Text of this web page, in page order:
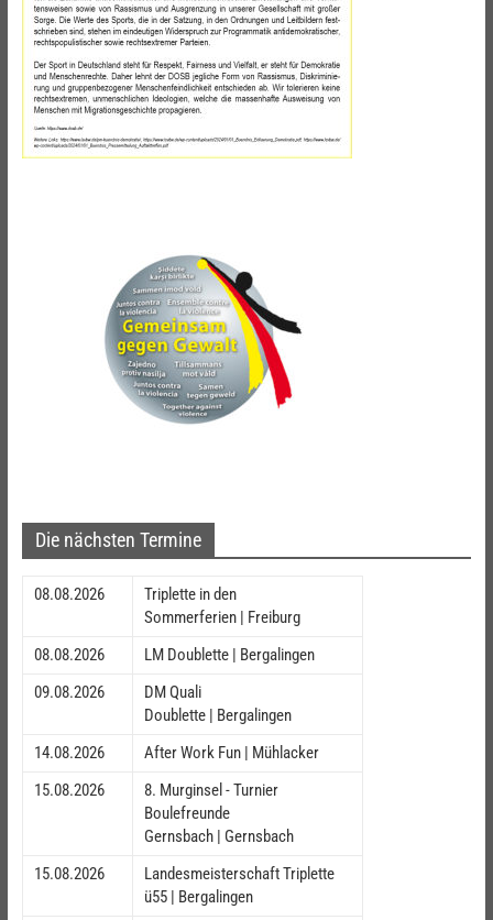
Die nächsten Termine
08.08.2026
Triplette in den
Sommerferien | Freiburg
08.08.2026
LM Doublette | Bergalingen
09.08.2026
DM Quali
Doublette | Bergalingen
14.08.2026
After Work Fun | Mühlacker
15.08.2026
8. Murginsel - Turnier
Boulefreunde
Gernsbach | Gernsbach
15.08.2026
Landesmeisterschaft Triplette
ü55 | Bergalingen